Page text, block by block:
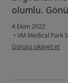
olumlu.
4 Ekim 2022
• VM Medical Park
kullanıcının
Görüşü şikayet et